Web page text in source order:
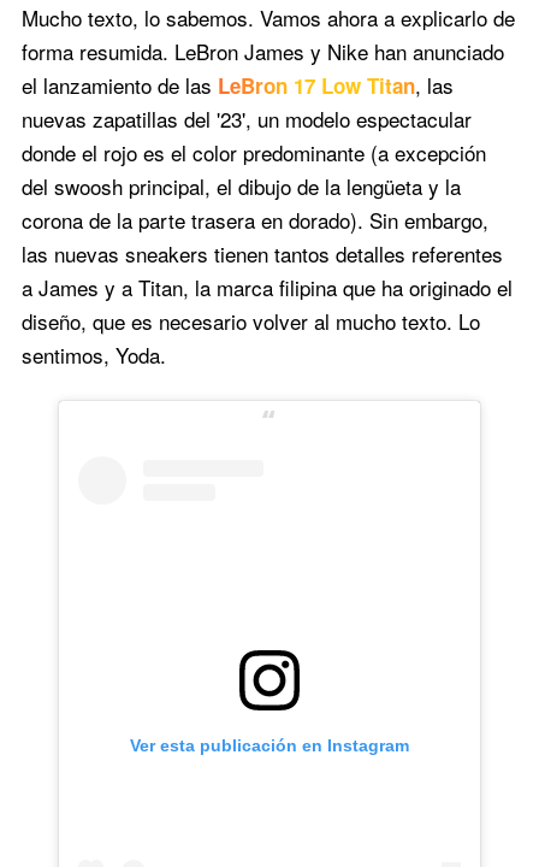
Mucho texto, lo sabemos. Vamos ahora a explicarlo de
forma resumida. LeBron James y Nike han anunciado
el lanzamiento de las LeBron 17 Low Titan, las
nuevas zapatillas del '23', un modelo espectacular
donde el rojo es el color predominante (a excepción
del swoosh principal, el dibujo de la lengüeta y la
corona de la parte trasera en dorado). Sin embargo,
las nuevas sneakers tienen tantos detalles referentes
a James y a Titan, la marca filipina que ha originado el
diseño, que es necesario volver al mucho texto. Lo
sentimos, Yoda.
Ver esta publicación en Instagram